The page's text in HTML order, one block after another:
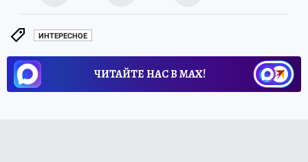
ИНТЕРЕСНОЕ
ЧИТАЙТЕ НАС В МАХ!